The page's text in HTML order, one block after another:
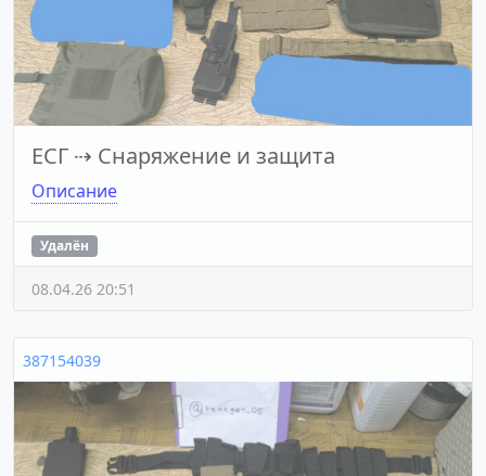
ЕСГ ⇢ Снаряжение и защита
Описание
Удалён
08.04.26 20:51
387154039